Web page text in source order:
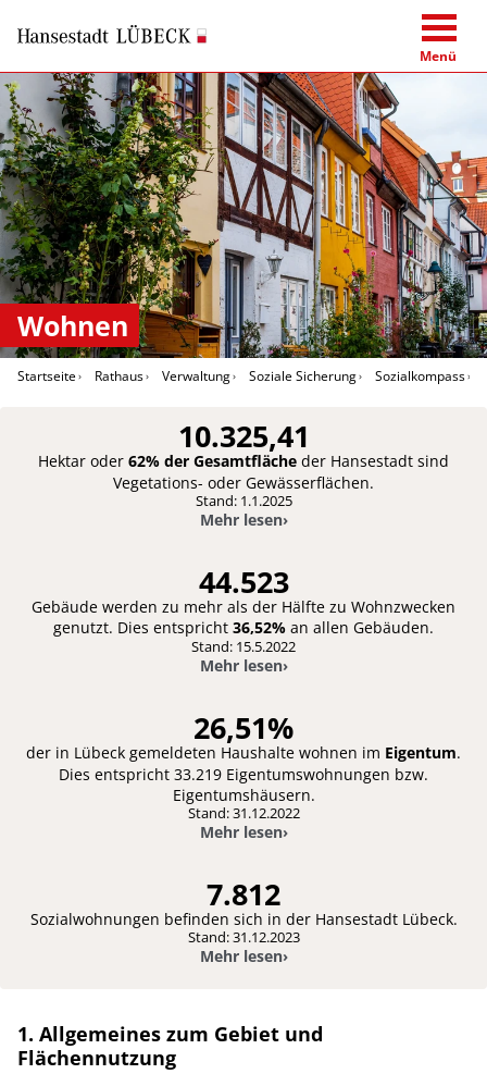
Menü
Wohnen
Startseite Rathaus Verwaltung Soziale Sicherung Sozialkompass
10.325,41
Hektar oder 62% der Gesamtfläche der Hansestadt sind
Vegetations- oder Gewässerflächen.
Stand: 1.1.2025
Mehr lesen›
44.523
Gebäude werden zu mehr als der Hälfte zu Wohnzwecken
genutzt. Dies entspricht 36,52% an allen Gebäuden.
Stand: 15.5.2022
Mehr lesen›
26,51%
der in Lübeck gemeldeten Haushalte wohnen im Eigentum.
Dies entspricht 33.219 Eigentumswohnungen bzw.
Eigentumshäusern.
Stand: 31.12.2022
Mehr lesen›
7.812
Sozialwohnungen befinden sich in der Hansestadt Lübeck.
Stand: 31.12.2023
Mehr lesen›
1. Allgemeines zum Gebiet und
Flächennutzung